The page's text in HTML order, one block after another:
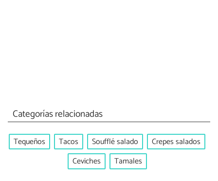
Categorías relacionadas
Tequeños Tacos Soufflé salado
Crepes salados
Ceviches
Tamales